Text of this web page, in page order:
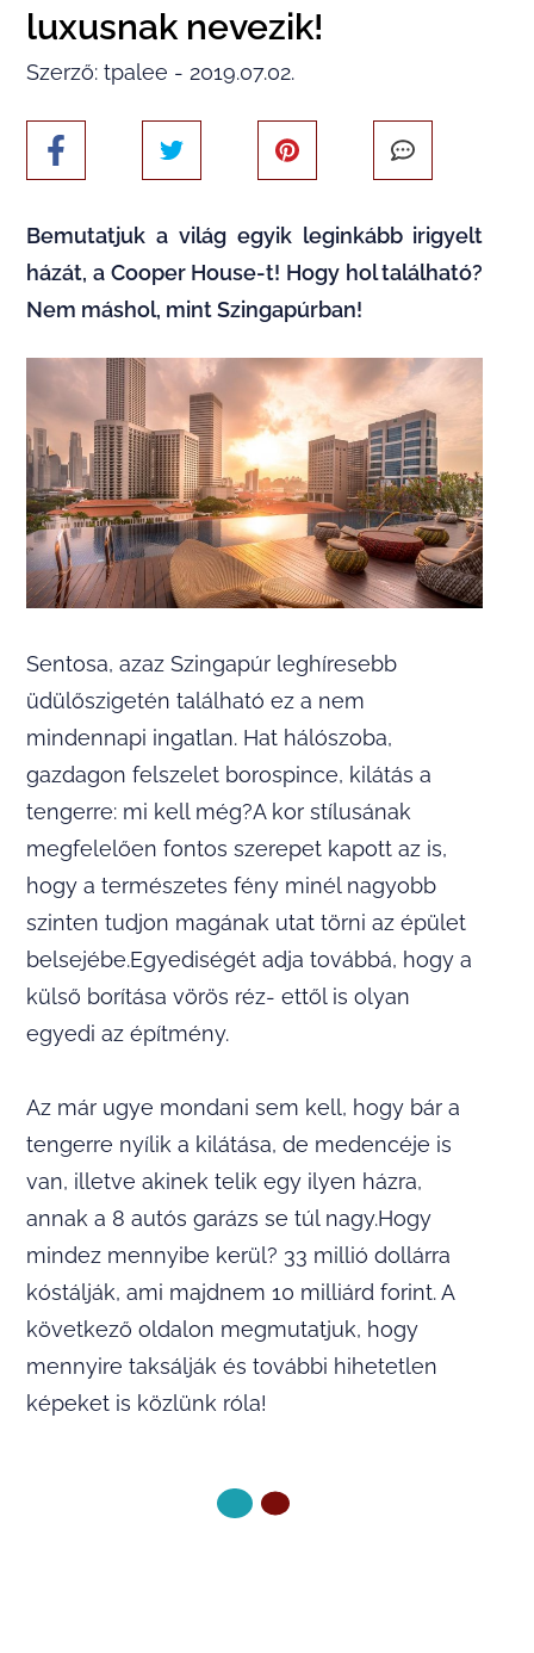
luxusnak nevezik!
Szerző: tpalee - 2019.07.02.
Bemutatjuk a világ egyik leginkább irigyelt
házát, a Cooper House-t! Hogy hol található?
Nem máshol, mint Szingapúrban!
Sentosa, azaz Szingapúr leghíresebb
üdülőszigetén található ez a nem
mindennapi ingatlan. Hat hálószoba,
gazdagon felszelet borospince, kilátás a
tengerre: mi kell még?A kor stílusának
megfelelően fontos szerepet kapott az is,
hogy a természetes fény minél nagyobb
szinten tudjon magának utat törni az épület
belsejébe.Egyediségét adja továbbá, hogy a
külső borítása vörös réz- ettől is olyan
egyedi az építmény.
Az már ugye mondani sem kell, hogy bár a
tengerre nyílik a kilátása, de medencéje is
van, illetve akinek telik egy ilyen házra,
annak a 8 autós garázs se túl nagy.Hogy
mindez mennyibe kerül? 33 millió dollárra
kóstálják, ami majdnem 10 milliárd forint. A
következő oldalon megmutatjuk, hogy
mennyire taksálják és további hihetetlen
képeket is közlünk róla!